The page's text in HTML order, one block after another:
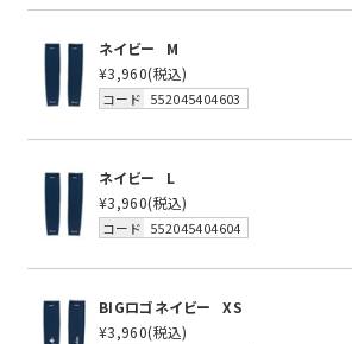
ネイビー
M
¥3,960(税込)
コード 552045404603
ネイビー
L
¥3,960(税込)
コード 552045404604
BIGロゴネイビー
XS
¥3,960(税込)